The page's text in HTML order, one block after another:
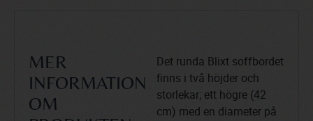
MER
INFORMATION
OM
Det runda Blixt soffbordet
finns i två höjder och
storlekar; ett högre (42
cm) med en diameter på